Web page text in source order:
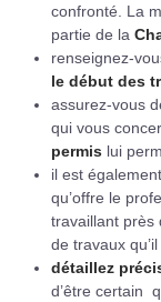
confronté. La
partie de la
renseignez-
le début des
assurez-vous
qui vous
permis lui
il est
qu’offre le
travaillant près
de travaux
détaillez
d’être certain